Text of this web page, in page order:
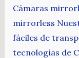
Cámaras
mirrorless
fáciles de
tecnologías de